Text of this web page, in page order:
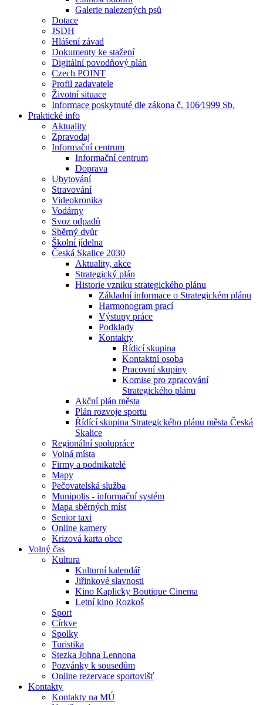
Galerie nalezených psů
Dotace
JSDH
Hlášení závad
Dokumenty ke stažení
Digitální povodňový plán
Czech POINT
Profil zadavatele
Životní situace
Informace poskytnuté dle zákona č. 106⁄1999 Sb.
Praktické info
Aktuality
Zpravodaj
Informační centrum
Informační centrum
Doprava
Ubytování
Stravování
Videokronika
Vodárny
Svoz odpadů
Sběrný dvůr
Školní jídelna
Česká Skalice 2030
Aktuality, akce
Strategický plán
Historie vzniku strategického plánu
Základní informace o Strategickém plánu
Harmonogram prací
Výstupy práce
Podklady
Kontakty
Řídicí skupina
Kontaktní osoba
Pracovní skupiny
Komise pro zpracování
Strategického plánu
Akční plán města
Plán rozvoje sportu
Řídící skupina Strategického plánu města Česká
Skalice
Regionální spolupráce
Volná místa
Firmy a podnikatelé
Mapy
Pečovatelská služba
Munipolis - informační systém
Mapa sběrných míst
Senior taxi
Online kamery
Krizová karta obce
Volný čas
Kultura
Kulturní kalendář
Jiřinkové slavnosti
Kino Kaplicky Boutique Cinema
Letní kino Rozkoš
Sport
Církve
Spolky
Turistika
Stezka Johna Lennona
Pozvánky k sousedům
Online rezervace sportovišť
Kontakty
Kontakty na MÚ